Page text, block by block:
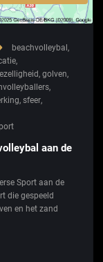
beachvolleybal,
,
, golven,
,
, sfeer,
aan de
Sport aan de
die gespeeld
en het zand